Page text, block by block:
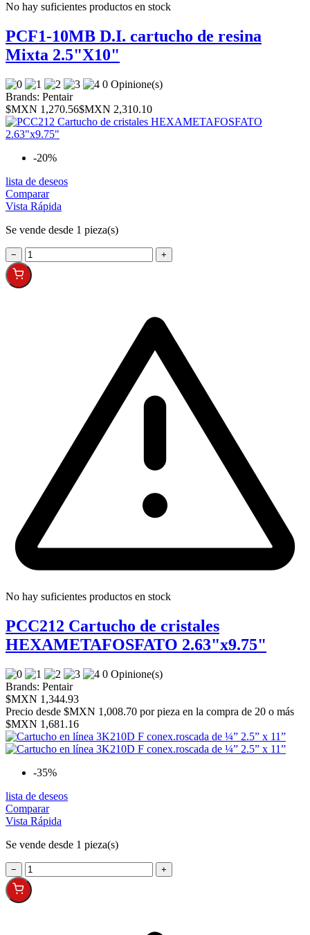
No hay suficientes productos en stock
PCF1-10MB D.I. cartucho de resina
Mixta 2.5"X10"
0 Opinione(s)
Brands: Pentair
$MXN 1,270.56$MXN 2,310.10
-20%
lista de deseos
Comparar
Vista Rápida
Se vende desde 1 pieza(s)
− +
No hay suficientes productos en stock
PCC212 Cartucho de cristales
HEXAMETAFOSFATO 2.63"x9.75"
0 Opinione(s)
Brands: Pentair
$MXN 1,344.93
Precio desde $MXN 1,008.70 por pieza en la compra de 20 o más
$MXN 1,681.16
-35%
lista de deseos
Comparar
Vista Rápida
Se vende desde 1 pieza(s)
− +